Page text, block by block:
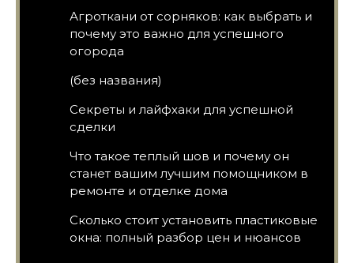
Агроткани от сорняков: как выбрать и
почему это важно для успешного
огорода
(без названия)
Секреты и лайфхаки для успешной
сделки
Что такое теплый шов и почему он
станет вашим лучшим помощником в
ремонте и отделке дома
Сколько стоит установить пластиковые
окна: полный разбор цен и нюансов